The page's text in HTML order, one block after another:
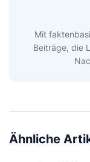
Mit
Beiträge, die
Ähnliche